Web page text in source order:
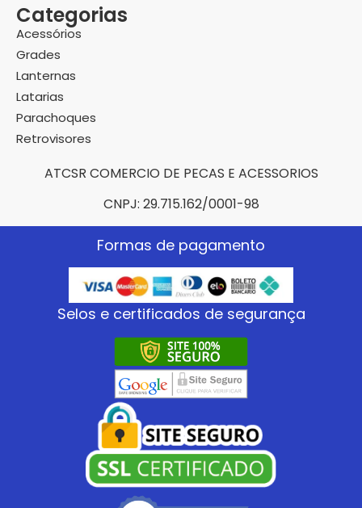
Categorias
Acessórios
Grades
Lanternas
Latarias
Parachoques
Retrovisores
ATCSR COMERCIO DE PECAS E ACESSORIOS
CNPJ: 29.715.162/0001-98
Formas de pagamento
Selos e certificados de segurança